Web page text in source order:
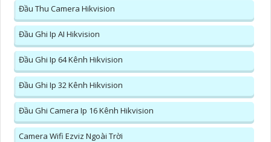
Đầu Thu Camera Hikvision
Đầu Ghi Ip AI Hikvision
Đầu Ghi Ip 64 Kênh Hikvision
Đầu Ghi Ip 32 Kênh Hikvision
Đầu Ghi Camera Ip 16 Kênh Hikvision
Camera Wifi Ezviz Ngoài Trời